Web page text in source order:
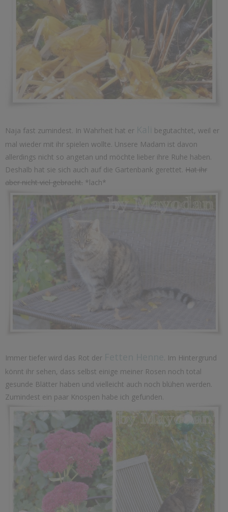
Naja fast zumindest. In Wahrheit hat er
begutachtet, weil er
mal wieder mit ihr spielen wollte. Unsere Madam ist davon
allerdings nicht so angetan und möchte lieber ihre Ruhe haben.
Deshalb hat sie sich auch auf die Gartenbank gerettet. Hat ihr
aber nicht viel gebracht. *lach*
Immer tiefer wird das Rot der
. Im Hintergrund
könnt ihr sehen, dass selbst einige meiner Rosen noch total
gesunde Blätter haben und vielleicht auch noch blühen werden.
Zumindest ein paar Knospen habe ich gefunden.